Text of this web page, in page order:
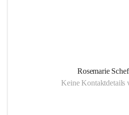
Rosemarie
Keine Kontaktdetails